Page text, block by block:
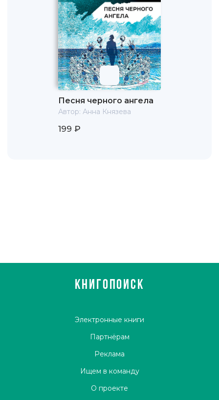
Песня черного ангела
Автор: Анна Князева
199 ₽
КНИГОПОИСК
Электронные книги
Партнёрам
Реклама
Ищем в команду
О проекте